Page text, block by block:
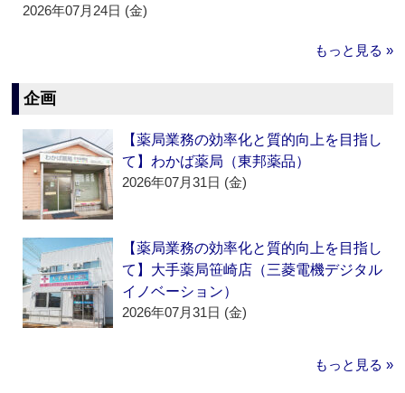
2026年07月24日 (金)
もっと見る »
企画
【薬局業務の効率化と質的向上を目指し
て】わかば薬局（東邦薬品）
2026年07月31日 (金)
【薬局業務の効率化と質的向上を目指し
て】大手薬局笹崎店（三菱電機デジタル
イノベーション）
2026年07月31日 (金)
もっと見る »